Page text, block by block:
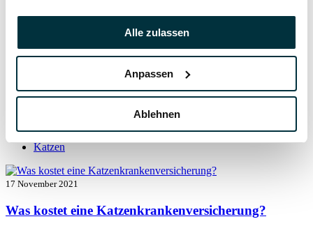
Alle zulassen
Anpassen
Ablehnen
Katzenversicherung mit Impfung
Katzen
17 November 2021
Katzenversicherung mit Kastration
Katzen
17 November 2021
Was kostet eine Katzenkrankenversicherung?